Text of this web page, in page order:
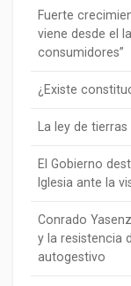
Fuerte
viene desde el
consumidores”
¿Existe
La ley de
El Gobierno
Iglesia ante la
Conrado
y la resistencia
autogestivo